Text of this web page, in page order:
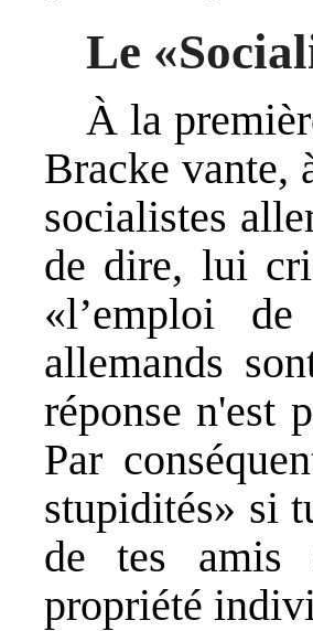
Le
À la
Bracke vante,
socialistes
de dire, lui
«l’emploi
allemands
réponse n'est
Par
stupidités» si
de tes amis
propriété